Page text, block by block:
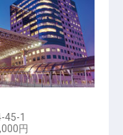
担当）
45-1
円